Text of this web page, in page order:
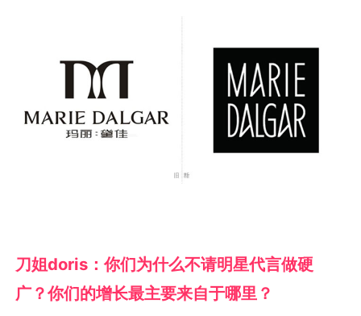
刀姐doris：你们为什么不请明星代言做硬
广？你们的增长最主要来自于哪里？